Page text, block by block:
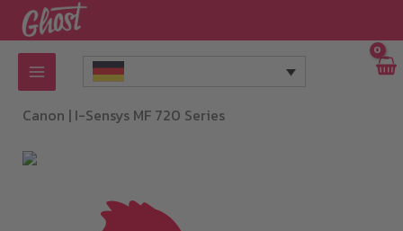
Zum
Inhalt
springen
Canon | I-Sensys MF 720 Series